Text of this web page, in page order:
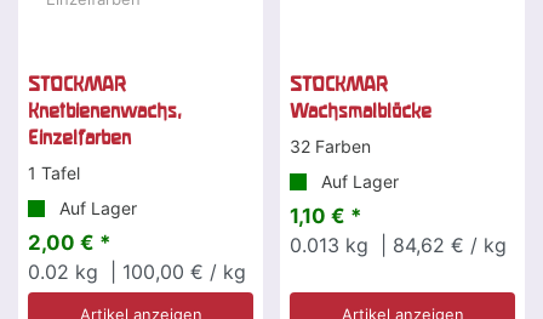
STOCKMAR
Knetbienenwachs,
Einzelfarben
1 Tafel
Auf Lager
2,00 € *
0.02 kg | 100,00 € / kg
Artikel anzeigen
STOCKMAR
Wachsmalblöcke
32 Farben
Auf Lager
1,10 € *
0.013 kg | 84,62 € / kg
Artikel anzeigen